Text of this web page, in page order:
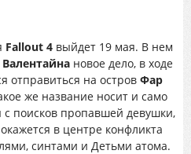
Fallout 4выйдет 19 мая. В нем
новое дело, в ходе
отправиться на остров Фар
же название носит и само
с поисков пропавшей девушки,
в центре конфликта
синтами и Детьми атома.